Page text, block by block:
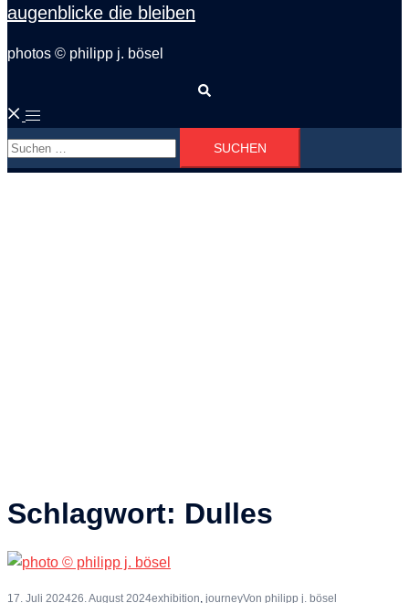
augenblicke die bleiben
photos © philipp j. bösel
Menü
umschalten
Suchen
nach:
Schlagwort: Dulles
17. Juli 202426. August 2024exhibition, journeyVon philipp j. bösel